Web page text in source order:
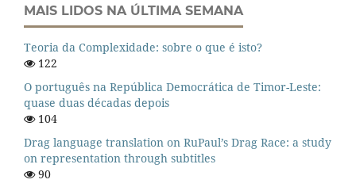
MAIS LIDOS NA ÚLTIMA SEMANA
Teoria da Complexidade: sobre o que é isto?
122
O português na República Democrática de Timor-Leste:
quase duas décadas depois
104
Drag language translation on RuPaul’s Drag Race: a study
on representation through subtitles
90